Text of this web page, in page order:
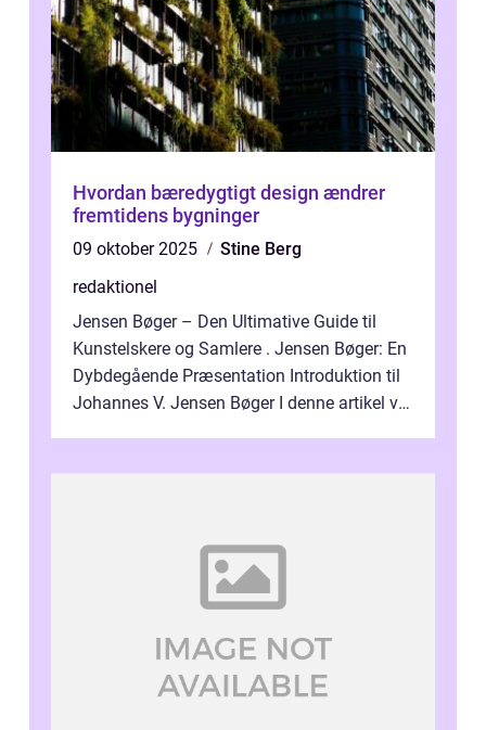
Hvordan bæredygtigt design ændrer
fremtidens bygninger
09 oktober 2025
Stine Berg
redaktionel
Jensen Bøger – Den Ultimative Guide til
Kunstelskere og Samlere . Jensen Bøger: En
Dybdegående Præsentation Introduktion til
Johannes V. Jensen Bøger I denne artikel vil